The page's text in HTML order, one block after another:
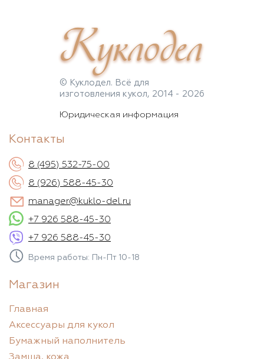
Куклодел
© Куклодел. Всё для
изготовления кукол, 2014 - 2026
Юридическая информация
Контакты
8 (495) 532-75-00
8 (926) 588-45-30
manager@kuklo-del.ru
+7 926 588-45-30
+7 926 588-45-30
Время работы: Пн-Пт 10-18
Магазин
Главная
Аксессуары для кукол
Бумажный наполнитель